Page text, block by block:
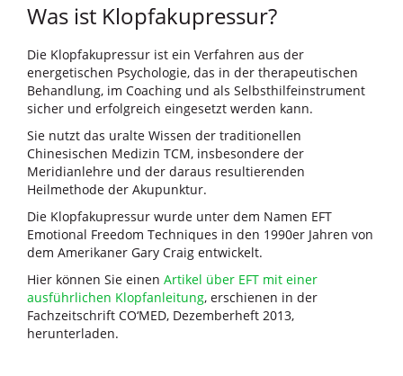
Was ist Klopfakupressur?
Die Klopfakupressur ist ein Verfahren aus der
energetischen Psychologie, das in der therapeutischen
Behandlung, im Coaching und als Selbsthilfeinstrument
sicher und erfolgreich eingesetzt werden kann.
Sie nutzt das uralte Wissen der traditionellen
Chinesischen Medizin TCM, insbesondere der
Meridianlehre und der daraus resultierenden
Heilmethode der Akupunktur.
Die Klopfakupressur wurde unter dem Namen EFT
Emotional Freedom Techniques in den 1990er Jahren von
dem Amerikaner Gary Craig entwickelt.
Hier können Sie einen Artikel über EFT mit einer
ausführlichen Klopfanleitung, erschienen in der
Fachzeitschrift CO‘MED, Dezemberheft 2013,
herunterladen.